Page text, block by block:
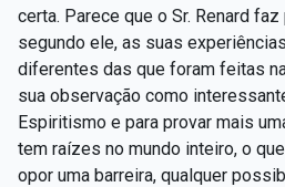
certa. Parece que o Sr. Renard
segundo ele, as suas
diferentes das que foram feitas
sua observação como
Espiritismo e para provar mais
tem raízes no mundo inteiro, o
opor uma barreira, qualquer